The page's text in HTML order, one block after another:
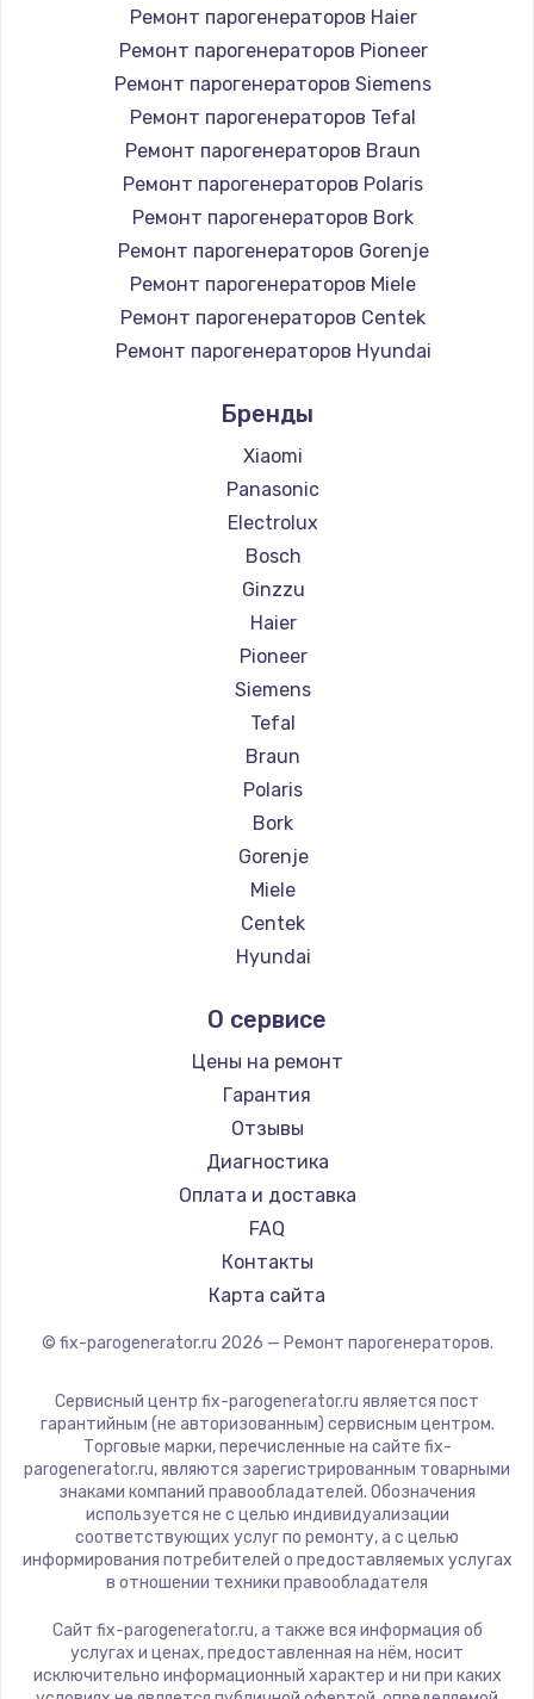
Ремонт микросхемы Wi-Fi
1100 руб.
Заказать
Настройка Wi-Fi
Заказать
750 руб.
350 руб.
Заказать
Замена жесткого диска
500 руб.
Заказать
Ремонт цепей питания
2500 руб.
Заказать
Замена северного моста
1500 руб.
Заказать
1100 руб.
Заказать
Замена шлейфа матрицы
700 руб.
Заказать
Замена термопасты
550 руб.
Заказать
Замена оперативной памяти
300 руб.
Заказать
Замена микрофона
550 руб.
Заказать
Замена звуковой карты
Ремонт парогенераторов Haier
Ремонт парогенераторов Pioneer
Ремонт парогенераторов Siemens
Ремонт парогенераторов Tefal
Ремонт парогенераторов Braun
Ремонт парогенераторов Polaris
Ремонт парогенераторов Bork
Ремонт парогенераторов Gorenje
Ремонт парогенераторов Miele
Ремонт парогенераторов Centek
Ремонт парогенераторов Hyundai
Ремонт парогенераторов DELTA
Ремонт парогенераторов Silter
Ремонт парогенераторов Chayka
Ремонт парогенераторов Beko
Ремонт парогенераторов Vivitek
Ремонт парогенераторов RED solution
Бренды
Xiaomi
Panasonic
Electrolux
Bosch
Ginzzu
Haier
Pioneer
Siemens
Tefal
Braun
Polaris
Bork
Gorenje
Miele
Centek
Hyundai
DELTA
Silter
Chayka
Beko
Vivitek
RED solution
О сервисе
Цены на ремонт
Гарантия
Отзывы
Диагностика
Оплата и доставка
FAQ
Контакты
Карта сайта
© fix-parogenerator.ru 2026 — Ремонт парогенераторов.
Сервисный центр fix-parogenerator.ru является пост
гарантийным (не авторизованным) сервисным центром.
Торговые марки, перечисленные на сайте fix-
parogenerator.ru, являются зарегистрированным товарными
знаками компаний правообладателей. Обозначения
используется не с целью индивидуализации
соответствующих услуг по ремонту, а с целью
информирования потребителей о предоставляемых услугах
в отношении техники правообладателя
Сайт fix-parogenerator.ru, а также вся информация об
услугах и ценах, предоставленная на нём, носит
исключительно информационный характер и ни при каких